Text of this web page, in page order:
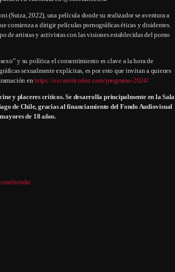
(Suiza, 2022), una película donde su realizador se aventura a
comienza a dirigir películas pornográficas éticas y disidentes.
artistas y activistas con las visiones establecidas del porno
y su política el consentimiento es clave a la hora de
sexualmente explícitas, es por esto que invitan a quienes
enhttps://excentricofest.com/programa-2024/
y placeres críticos. Se desarrolla principalmente en la Sala
de Chile, gracias al financiamiento del Fondo Audiovisual
de 18 años.
tienda/